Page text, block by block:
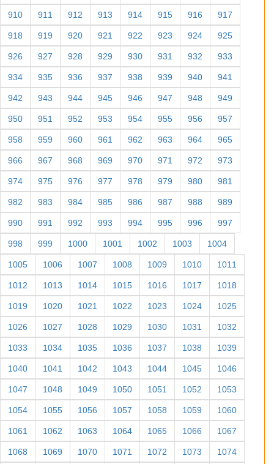
910 911 912 913 914 915 916 917
918 919 920 921 922 923 924 925
926 927 928 929 930 931 932 933
934 935 936 937 938 939 940 941
942 943 944 945 946 947 948 949
950 951 952 953 954 955 956 957
958 959 960 961 962 963 964 965
966 967 968 969 970 971 972 973
974 975 976 977 978 979 980 981
982 983 984 985 986 987 988 989
990 991 992 993 994 995 996 997
998 999 1000 1001 1002 1003 1004
1005 1006 1007 1008 1009 1010 1011
1012 1013 1014 1015 1016 1017 1018
1019 1020 1021 1022 1023 1024 1025
1026 1027 1028 1029 1030 1031 1032
1033 1034 1035 1036 1037 1038 1039
1040 1041 1042 1043 1044 1045 1046
1047 1048 1049 1050 1051 1052 1053
1054 1055 1056 1057 1058 1059 1060
1061 1062 1063 1064 1065 1066 1067
1068 1069 1070 1071 1072 1073 1074